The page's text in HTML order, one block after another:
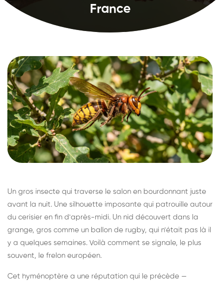
France
Un gros insecte qui traverse le salon en bourdonnant juste
avant la nuit. Une silhouette imposante qui patrouille autour
du cerisier en fin d'après-midi. Un nid découvert dans la
grange, gros comme un ballon de rugby, qui n'était pas là il
y a quelques semaines. Voilà comment se signale, le plus
souvent, le frelon européen.
Cet hyménoptère a une réputation qui le précède —